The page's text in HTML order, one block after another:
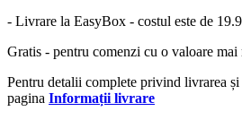
- Livrare la EasyBox - costul este de
Gratis - pentru comenzi cu o valoare
Pentru detalii complete privind livrarea și
pagina Informații livrare